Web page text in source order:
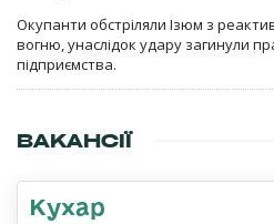
Окупанти обстріляли Ізюм з
вогню, унаслідок удару загинули
підприємства.
ВАКАНСІЇ
Кухар